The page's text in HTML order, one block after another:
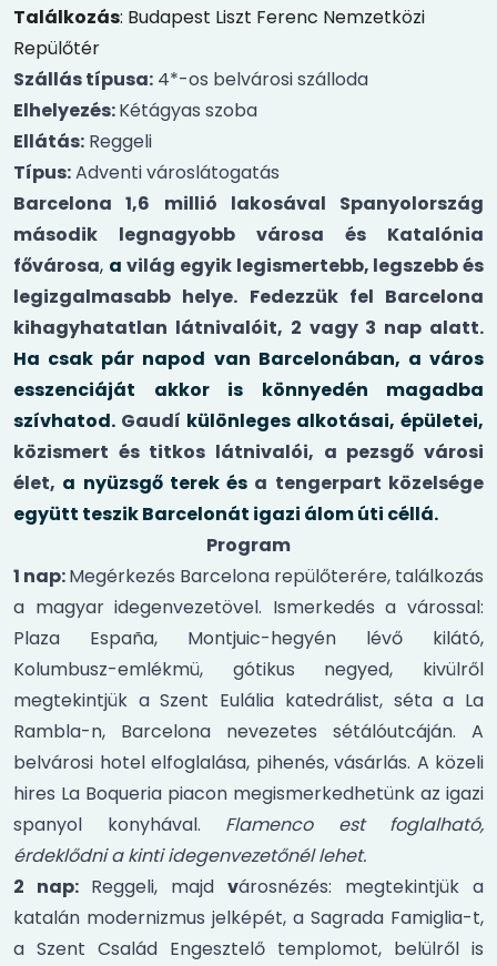
Találkozás: Budapest Liszt Ferenc Nemzetközi
Repülőtér
Szállás típusa: 4*-os belvárosi szálloda
Elhelyezés:Kétágyas szoba
Ellátás: Reggeli
Típus:Adventi városlátogatás
Barcelona 1,6 millió lakosával Spanyolország
második legnagyobb városa és Katalónia
fővárosa, a világ egyik legismertebb, legszebb és
legizgalmasabb helye. Fedezzük fel Barcelona
kihagyhatatlan látnivalóit, 2 vagy 3 nap alatt.
Ha csak pár napod van Barcelonában, a város
esszenciáját akkor is könnyedén magadba
szívhatod. Gaudí különleges alkotásai, épületei,
közismert és titkos látnivalói, a pezsgő városi
élet, a nyüzsgő terek és a tengerpart közelsége
együtt teszik Barcelonát igazi álom úti céllá.
Program
1 nap:Megérkezés Barcelona repülőterére, találkozás
a magyar idegenvezetövel. Ismerkedés a várossal:
Plaza España, Montjuic-hegyén lévő kilátó,
Kolumbusz-emlékmü, gótikus negyed, kivülről
megtekintjük a Szent Eulália katedrálist, séta a La
Rambla-n, Barcelona nevezetes sétálóutcáján. A
belvárosi hotel elfoglalása, pihenés, vásárlás. A közeli
hires La Boqueria piacon megismerkedhetünk az igazi
spanyol konyhával. Flamenco est foglalható,
érdeklődni a kinti idegenvezetőnél lehet.
2 nap: Reggeli, majd városnézés: megtekintjük a
katalán modernizmus jelképét, a Sagrada Famiglia-t,
a Szent Család Engesztelő templomot, belülről is